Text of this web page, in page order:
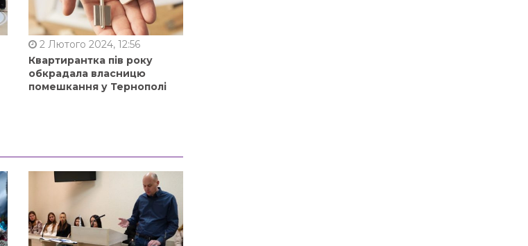
2 Лютого 2024, 12:56
Квартирантка пів року
обкрадала власницю
помешкання у Тернополі